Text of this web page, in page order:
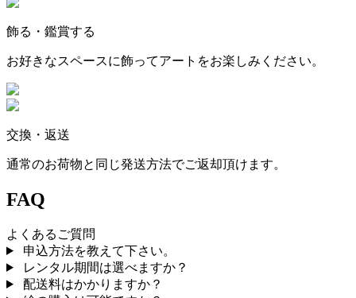
飾る・鑑賞する
お好きなスペースに飾ってアートをお楽しみください。
交換・返送
通常のお荷物と同じ発送方法でご返却頂けます。
FAQ
よくあるご質問
申込方法を教えて下さい。
レンタル期間は選べますか？
配送料はかかりますか？